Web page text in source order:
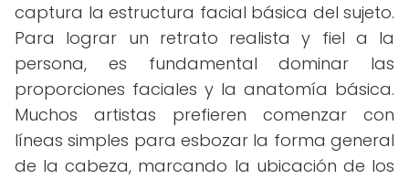
captura la estructura facial básica del sujeto.
Para lograr un retrato realista y fiel a la
persona, es fundamental dominar las
proporciones faciales y la anatomía básica.
Muchos artistas prefieren comenzar con
líneas simples para esbozar la forma general
de la cabeza, marcando la ubicación de los